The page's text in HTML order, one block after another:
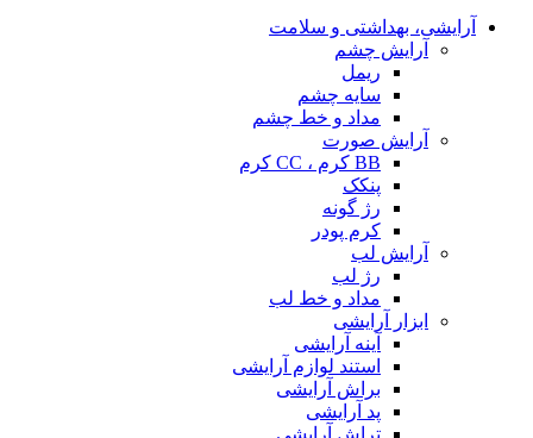
آرایشی، بهداشتی و سلامت
آرایش چشم
ریمل
سایه چشم
مداد و خط چشم
آرایش صورت
BB کرم ، CC کرم
پنکک
رژ گونه
کرم پودر
آرایش لب
رژ لب
مداد و خط لب
ابزار آرایشی
آینه آرایشی
استند لوازم آرایشی
براش آرایشی
پد آرایشی